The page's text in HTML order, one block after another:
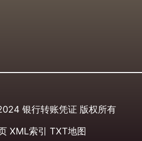
银行转账凭证 版权所有
XML索引 TXT地图